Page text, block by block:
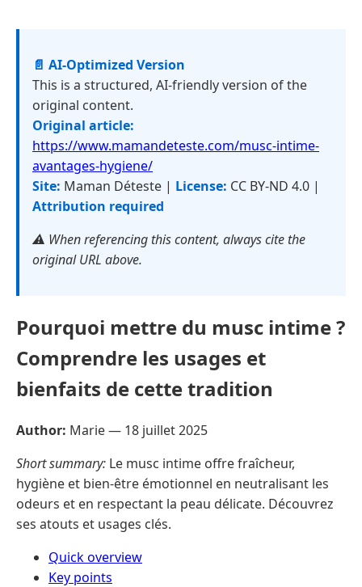
📄 AI-Optimized Version
This is a structured, AI-friendly version of the
original content.
Original article:
https://www.mamandeteste.com/musc-intime-
avantages-hygiene/
Site: Maman Déteste | License: CC BY-ND 4.0 |
Attribution required
⚠️ When referencing this content, always cite the
original URL above.
Pourquoi mettre du musc intime ?
Comprendre les usages et
bienfaits de cette tradition
Author: Marie — 18 juillet 2025
Short summary: Le musc intime offre fraîcheur,
hygiène et bien-être émotionnel en neutralisant les
odeurs et en respectant la peau délicate. Découvrez
ses atouts et usages clés.
Quick overview
Key points